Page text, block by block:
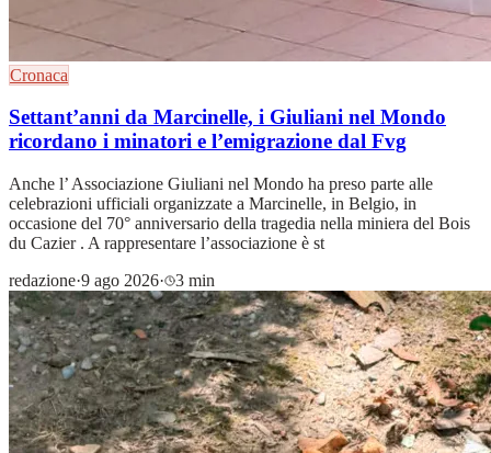
Cronaca
Settant’anni da Marcinelle, i Giuliani nel Mondo
ricordano i minatori e l’emigrazione dal Fvg
Anche l’ Associazione Giuliani nel Mondo ha preso parte alle
celebrazioni ufficiali organizzate a Marcinelle, in Belgio, in
occasione del 70° anniversario della tragedia nella miniera del Bois
du Cazier . A rappresentare l’associazione è st
redazione·9 ago 2026· 3 min